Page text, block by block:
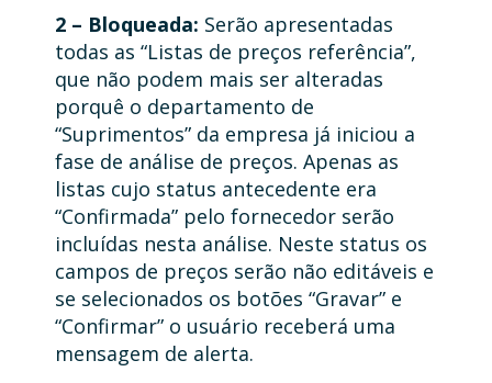
2 – Bloqueada: Serão apresentadas
todas as “Listas de preços referência”,
que não podem mais ser alteradas
porquê o departamento de
“Suprimentos” da empresa já iniciou a
fase de análise de preços. Apenas as
listas cujo status antecedente era
“Confirmada” pelo fornecedor serão
incluídas nesta análise. Neste status os
campos de preços serão não editáveis e
se selecionados os botões “Gravar” e
“Confirmar” o usuário receberá uma
mensagem de alerta.